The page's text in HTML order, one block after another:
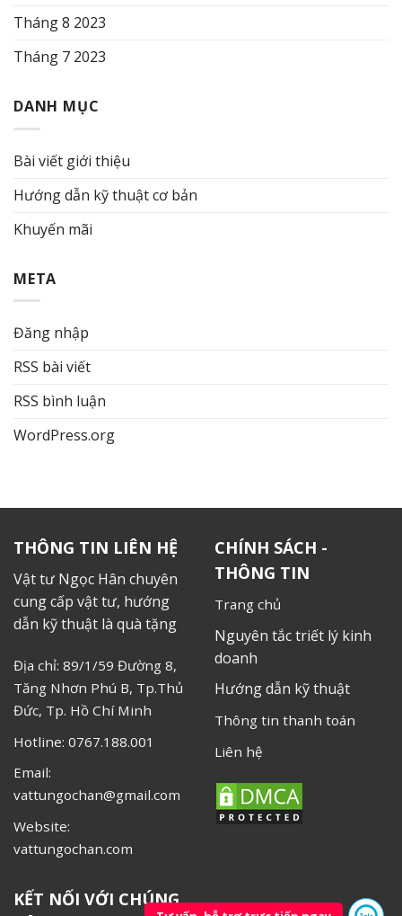
Tháng 8 2023
Tháng 7 2023
DANH MỤC
Bài viết giới thiệu
Hướng dẫn kỹ thuật cơ bản
Khuyến mãi
META
Đăng nhập
RSS bài viết
RSS bình luận
WordPress.org
THÔNG TIN LIÊN HỆ
Vật tư Ngọc Hân chuyên
cung cấp vật tư, hướng
dẫn kỹ thuật là quà tặng
Địa chỉ: 89/1/59 Đường 8,
Tăng Nhơn Phú B, Tp.Thủ
Đức, Tp. Hồ Chí Minh
Hotline: 0767.188.001
Email:
vattungochan@gmail.com
Website:
vattungochan.com
CHÍNH SÁCH -
THÔNG TIN
Trang chủ
Nguyên tắc triết lý kinh
doanh
Hướng dẫn kỹ thuật
Thông tin thanh toán
Liên hệ
KẾT NỐI VỚI CHÚNG